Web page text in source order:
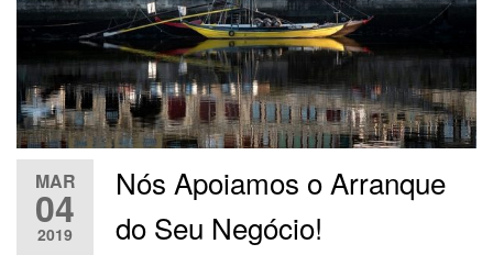
MAR
04
2019
Nós Apoiamos o Arranque
do Seu Negócio!